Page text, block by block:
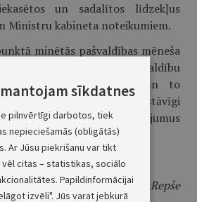
un sadalītos līdzekļus
Ministru kabineta noteikumiem.
minētās pašvaldības mēneša
noteikumu par pašvaldību
fonda ieņēmumiem un to
stāšanās spēkā patstāvīgi
pārrēķina maksājumus
ar 2003.gada 1.janvāri.
Ministru prezidents
E.Repše
sīkdatnes
pilnvērtīgi darbotos, tiek
nepieciešamās (obligātās)
Ar Jūsu piekrišanu var tikt
citas – statistikas, sociālo
Papildinformācijai
izvēli". Jūs varat jebkurā